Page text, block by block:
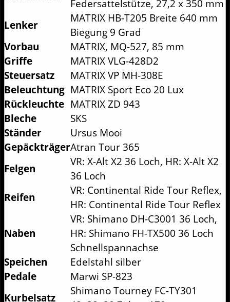
Federsattelstütze, 27,2 x 350 mm
Lenker
MATRIX HB-T205 Breite 640 mm
Biegung 9 Grad
Vorbau
MATRIX, MQ-527, 85 mm
Griffe
MATRIX VLG-428D2
Steuersatz
MATRIX VP MH-308E
Beleuchtung MATRIX Sport Eco 20 Lux
Rückleuchte MATRIX ZD 943
Bleche
SKS
Ständer
Ursus Mooi
GepäckträgerAtran Tour 365
Felgen
VR: X-Alt X2 36 Loch, HR: X-Alt X2
36 Loch
Reifen
VR: Continental Ride Tour Reflex,
HR: Continental Ride Tour Reflex
Naben
VR: Shimano DH-C3001 36 Loch,
HR: Shimano FH-TX500 36 Loch
Schnellspannachse
Speichen
Edelstahl silber
Pedale
Marwi SP-823
Kurbelsatz
Shimano Tourney FC-TY301